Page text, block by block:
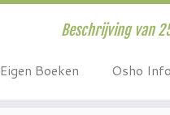
Beschrijving van
Eigen Boeken Osho